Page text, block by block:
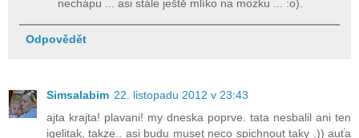
nechápu ... asi stále ještě mlíko na mozku ... :o).
Odpovědět
Simsalabim 22. listopadu 2012 v 23:43
ajta krajta! plavani! my dneska poprve. tata nesbalil ani ten
igelitak, takze.. asi budu muset neco spichnout taky .)) auťa